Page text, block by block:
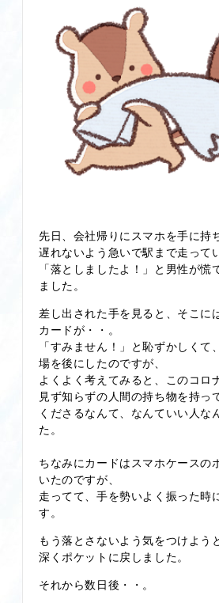
先日、会社帰りにスマホを手に持
遅れないよう急いで駅まで走って
「落としましたよ！」と男性が慌
ました。
差し出された手を見ると、そこに
カードが・・。
「すみません！」と恥ずかしくて
場を後にしたのですが、
よくよく考えてみると、このコロ
見ず知らずの人間の持ち物を持っ
くださるなんて、なんていい人な
た。
ちなみにカードはスマホケースの
いたのですが、
走ってて、手を勢いよく振った時
す。
もう落とさないよう気をつけよう
深くポケットに戻しました。
それから数日後・・。